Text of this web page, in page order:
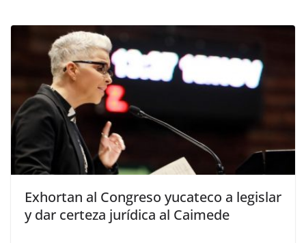
Exhortan al Congreso yucateco a legislar
y dar certeza jurídica al Caimede